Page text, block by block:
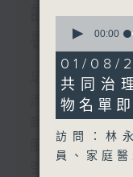
訴專員
書館服務
足本 Full
流動圖書館
調查康文署
服務業總工
引》執行情
seconds
10
minutes,
2
seconds
00:00
01/08/
共同治
物名單
訪問：林
員、家庭